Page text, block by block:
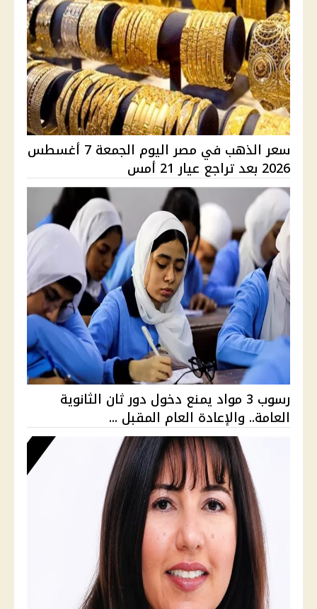
سعر الذهب في مصر اليوم الجمعة 7 أغسطس
2026 بعد تراجع عيار 21 أمس
رسوب 3 مواد يمنع دخول دور ثان الثانوية
العامة.. والإعادة العام المقبل ...